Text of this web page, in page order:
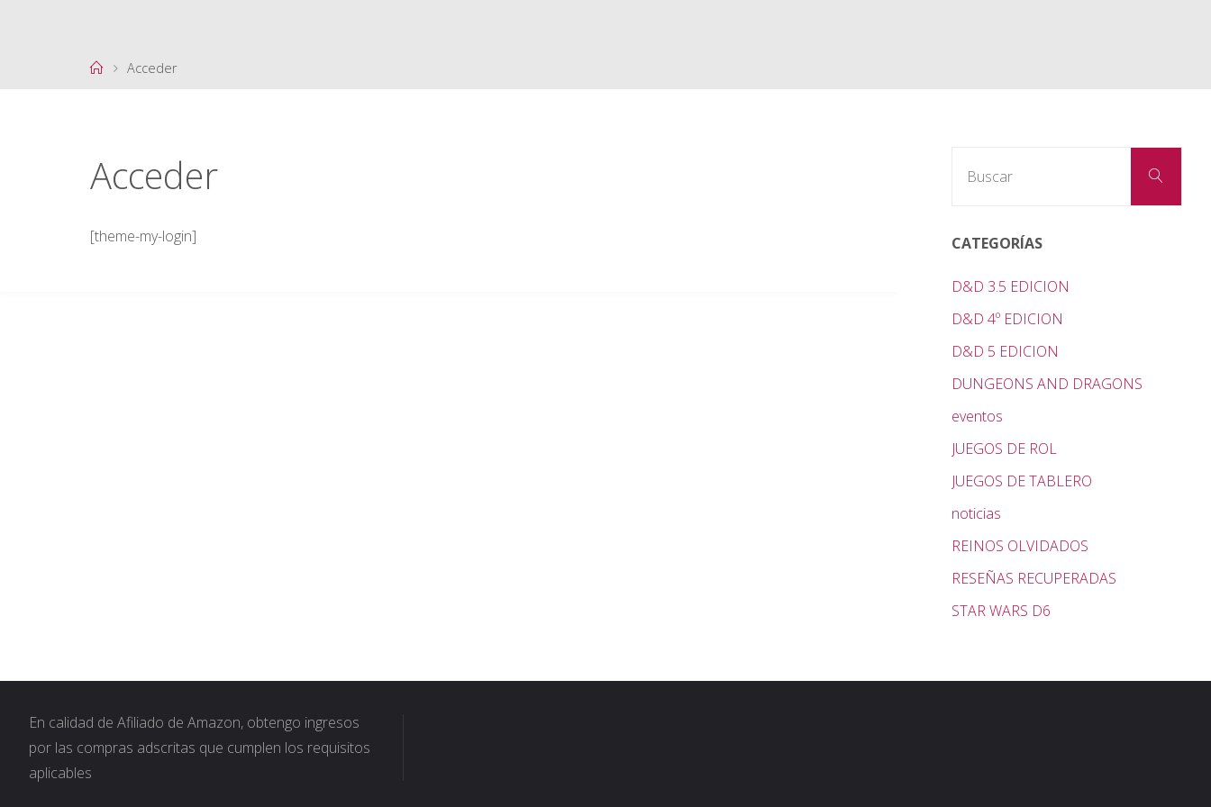
PáginaAcceder
Acceder
[theme-my-login]
Buscar
CATEGORÍAS
D&D 3.5 EDICION
D&D 4º EDICION
D&D 5 EDICION
DUNGEONS AND DRAGONS
eventos
JUEGOS DE ROL
JUEGOS DE TABLERO
noticias
REINOS OLVIDADOS
RESEÑAS RECUPERADAS
STAR WARS D6
En calidad de Afiliado de Amazon, obtengo ingresos
por las compras adscritas que cumplen los requisitos
aplicables